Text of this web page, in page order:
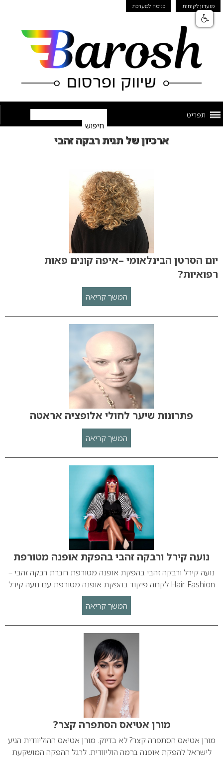
מועדון לקוחות כניסה למערכת
תפריט
ארכיון של תגית רבקה זהבי
יום הסרטן הבינלאומי –איפה קונים פאות
רפואיות?
המשך קריאה
פתרונות שיער לחולי אלופציה אראטה
המשך קריאה
נועה קירל ורבקה זהבי בהפקת אופנה מטורפת
נועה קירל ורבקה זהבי בהפקת אופנה מטורפת חברת רבקה זהבי –
Hair Fashion לקחה פיקוד בהפקת אופנה מטורפת עם נועה קירל
המשך קריאה
מורן אטיאס הסתפרה קצר?
מורן אטיאס הסתפרה קצר? לא בדיוק. מורן אטיאס ההוליוודית הגיע
לישראל להפקת אופנה ברמה הוליוודית. לרגל ההפקה המושקעת